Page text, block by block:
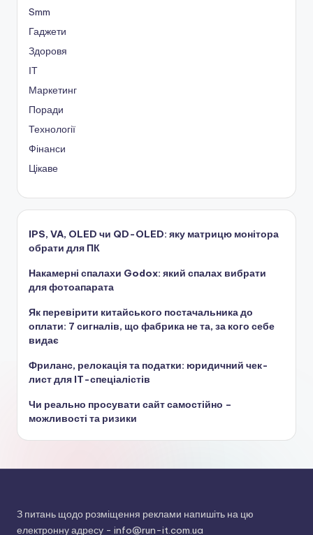
Smm
Гаджети
Здоровя
ІТ
Маркетинг
Поради
Технології
Фінанси
Цікаве
IPS, VA, OLED чи QD-OLED: яку матрицю монітора
обрати для ПК
Накамерні спалахи Godox: який спалах вибрати
для фотоапарата
Як перевірити китайського постачальника до
оплати: 7 сигналів, що фабрика не та, за кого себе
видає
Фриланс, релокація та податки: юридичний чек-
лист для IT-спеціалістів
Чи реально просувати сайт самостійно –
можливості та ризики
З питань щодо розміщення реклами напишіть на цю
електронну адресу - info@run-it.com.ua